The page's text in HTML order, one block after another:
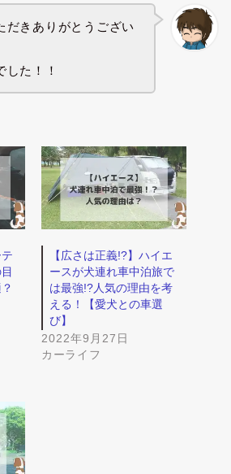
だきありがとうござい
した！！
【広さは正義!?】ハイエ
ースが犬連れ車中泊旅で
は最強!?人気の理由を考
える！【愛犬との車選
び】
2022年9月27日
カーライフ